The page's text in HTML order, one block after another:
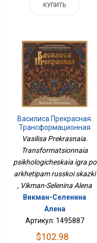
КУПИТЬ
Василиса Прекрасная.
Трансформационная
Психологическая Игра
По Архетипам Русской
Сказки
Vasilisa Prekrasnaia.
Transformatsionnaia
psikhologicheskaia igra po
arkhetipam russkoi skazki
, Vikman-Selenina Alena
Викман-Селенина
Алена
Артикул: 1495887
$102.98